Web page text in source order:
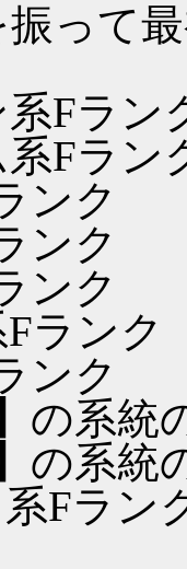
振って
系Fラン
系Fラン
ンク
ンク
ンク
ランク
ンク
の系統
の系統
Fラン